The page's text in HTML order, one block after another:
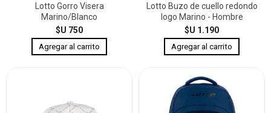
Lotto Gorro Visera
Marino/Blanco
$U 750
Lotto Buzo de cuello redondo
logo Marino - Hombre
$U 1.190